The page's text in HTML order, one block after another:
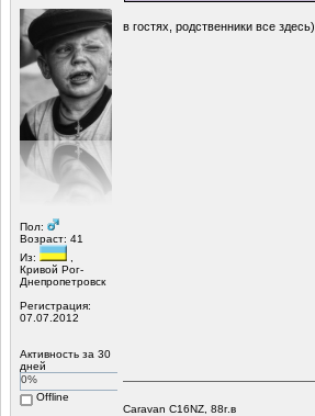
Пол:
Возраст: 41
Из:
Кривой Рог-
Днепропетровск
Регистрация:
07.07.2012
Активность за 30
дней
0%
Offline
в гостях, родственники все здесь)
Caravan C16NZ, 88г.в